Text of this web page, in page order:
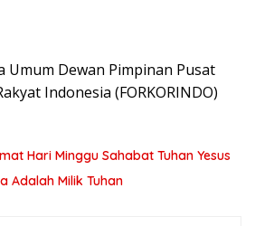
Umum Dewan Pimpinan Pusat
Indonesia (FORKORINDO)
Hari Minggu Sahabat Tuhan Yesus
Adalah Milik Tuhan